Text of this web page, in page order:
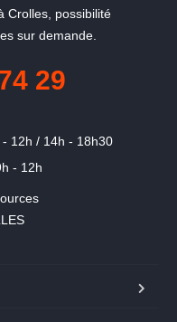
Crolles, possibilité
sur demande.
29
12h / 14h - 18h30
- 12h